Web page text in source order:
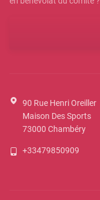
90 Rue Henri Oreiller
Maison Des Sports
73000 Chambéry
+33479850909